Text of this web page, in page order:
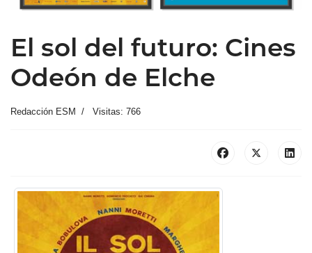
El sol del futuro: Cines
Odeón de Elche
Redacción ESM Visitas: 766